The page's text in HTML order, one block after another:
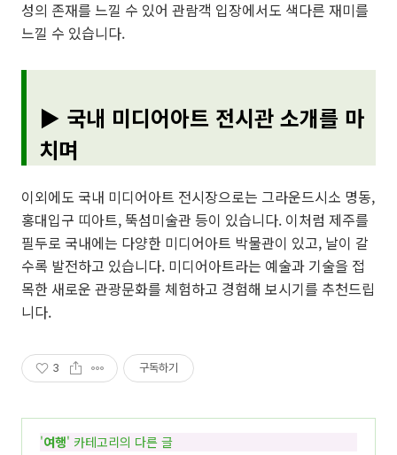
성의 존재를 느낄 수 있어 관람객 입장에서도 색다른 재미를
느낄 수 있습니다.
▶ 국내 미디어아트 전시관 소개를 마
치며
이외에도 국내 미디어아트 전시장으로는 그라운드시소 명동,
홍대입구 띠아트, 뚝섬미술관 등이 있습니다. 이처럼 제주를
필두로 국내에는 다양한 미디어아트 박물관이 있고, 날이 갈
수록 발전하고 있습니다. 미디어아트라는 예술과 기술을 접
목한 새로운 관광문화를 체험하고 경험해 보시기를 추천드립
니다.
3 구독하기
'여행' 카테고리의 다른 글